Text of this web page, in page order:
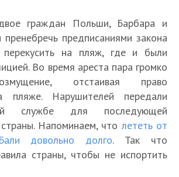
граждан Польши, Барбара и
предписаниями закона
перекусить на пляж, где и были
Во время ареста пара громко
отстаивая право
пляже. Нарушителей передали
службе для последующей
Напоминаем, чтолететь от
довольно долго. Так что
страны, чтобы не испортить